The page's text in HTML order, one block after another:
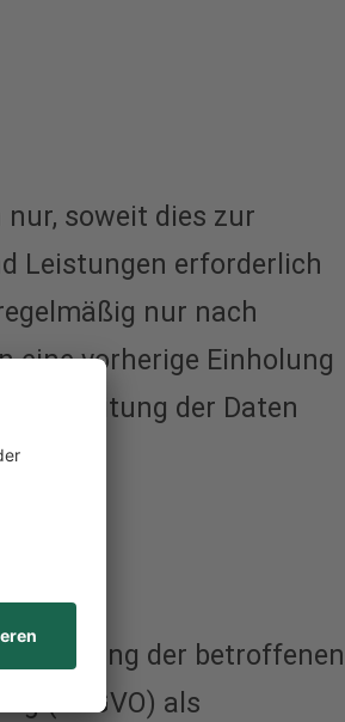
soweit dies zur
Leistungen erforderlich
nur nach
eine vorherige Einholung
der Daten
der betroffenen
(DSGVO) als